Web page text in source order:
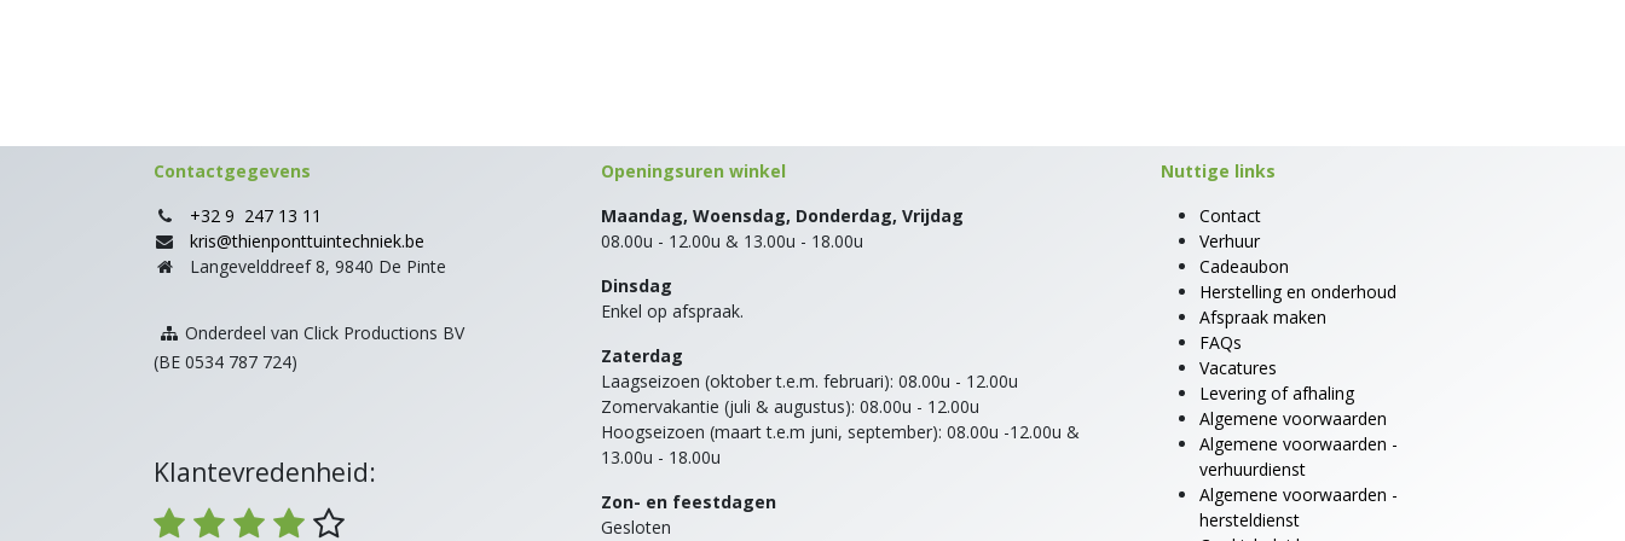
Openingsuren winkel
Maandag, Woensdag, Donderdag, Vrijdag
08.00u - 12.00u & 13.00u - 18.00u
Dinsdag
Enkel op afspraak.
Zaterdag
Laagseizoen (oktober t.e.m. februari): 08.00u - 12.00u
Zomervakantie (juli & augustus): 08.00u - 12.00u
Hoogseizoen (maart t.e.m juni, september): 08.00u -12.00u &
13.00u - 18.00u
Zon- en feestdagen
Gesloten
Contactgegevens
+32 9 247 13 11
kris@thienponttuintechniek.be
Langevelddreef 8, 9840 De Pinte
Onderdeel van Click Productions BV
(BE 0534 787 724)
Klantevredenheid:
Nuttige links
Contact
Verhuur
Cadeaubon
Herstelling en onderhoud
Afspraak maken
FAQs
Vacatures
Levering of afhaling
Algemene voorwaarden
Algemene voorwaarden -
verhuurdienst
Algemene voorwaarden -
hersteldienst